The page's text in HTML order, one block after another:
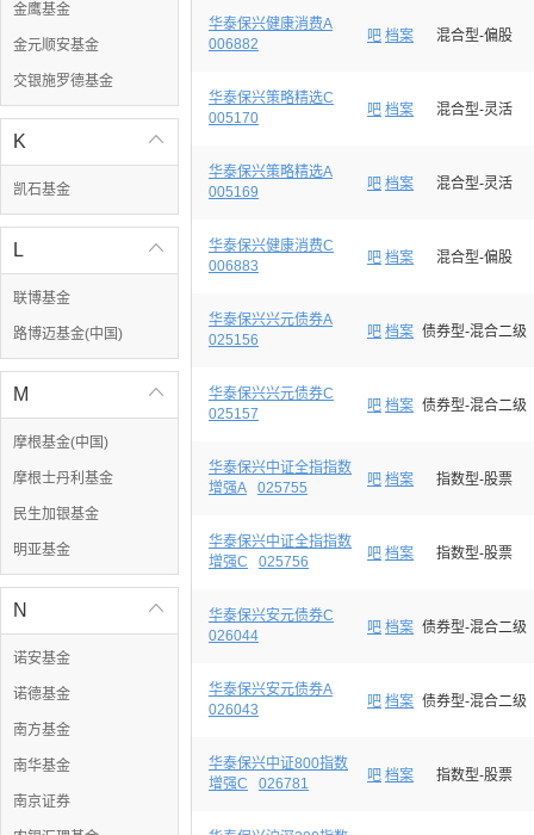
金鹰基金
金元顺安基金
交银施罗德基金

K
凯石基金

L
联博基金
路博迈基金(中国)

M
摩根基金(中国)
摩根士丹利基金
民生加银基金
明亚基金

N
诺安基金
诺德基金
南方基金
南华基金
南京证券
华泰保兴健康消费A
006882
吧 档案 混合型-偏股
华泰保兴策略精选C
005170
吧 档案 混合型-灵活
华泰保兴策略精选A
005169
吧 档案 混合型-灵活
华泰保兴健康消费C
006883
吧 档案 混合型-偏股
华泰保兴兴元债券A
025156
吧 档案 债券型-混合二级
华泰保兴兴元债券C
025157
吧 档案 债券型-混合二级
华泰保兴中证全指指数
增强A
025755 吧 档案 指数型-股票
华泰保兴中证全指指数
增强C
025756 吧 档案 指数型-股票
华泰保兴安元债券C
026044
吧 档案 债券型-混合二级
华泰保兴安元债券A
026043
吧 档案 债券型-混合二级
华泰保兴中证800指数
增强C
026781 吧 档案 指数型-股票